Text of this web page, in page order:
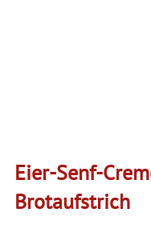
Eier-Senf-
Brotaufstrich